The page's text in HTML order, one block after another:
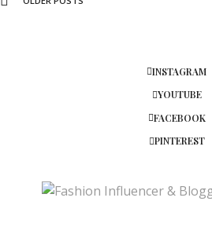
INSTAGRAM
YOUTUBE
FACEBOOK
PINTEREST